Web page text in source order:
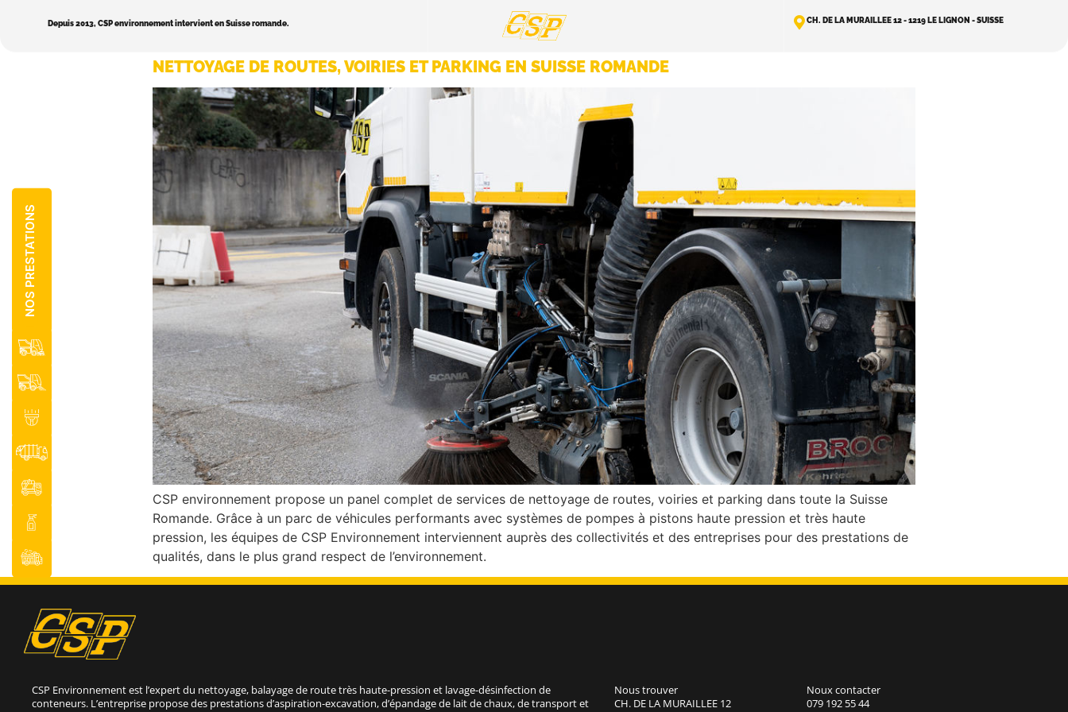
Depuis 2013, CSP environnement intervient en Suisse romande.
NOS PRESTATIONS
CH. DE LA MURAILLEE 12 - 1219 LE LIGNON - SUISSE
NETTOYAGE DE ROUTES, VOIRIES ET PARKING EN SUISSE ROMANDE
CSP environnement propose un panel complet de services de nettoyage de routes, voiries et parking dans toute la Suisse
Romande. Grâce à un parc de véhicules performants avec systèmes de pompes à pistons haute pression et très haute
pression, les équipes de CSP Environnement interviennent auprès des collectivités et des entreprises pour des prestations de
qualités, dans le plus grand respect de l’environnement.
CSP Environnement est l’expert du nettoyage, balayage de route très haute-pression et lavage-désinfection de
conteneurs. L’entreprise propose des prestations d’aspiration-excavation, d’épandage de lait de chaux, de transport et
Nous trouver
CH. DE LA MURAILLEE 12
Noux contacter
079 192 55 44